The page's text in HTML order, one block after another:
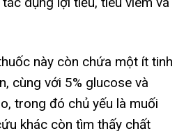
này còn chứa một ít tinh
cùng với 5% glucose và
trong đó chủ yếu là muối
khác còn tìm thấy chất